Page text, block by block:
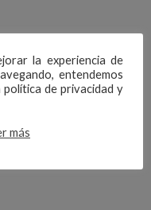
la experiencia de
entendemos
de privacidad y
más